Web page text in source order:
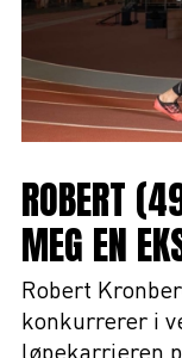
ROBERT
MEG EN
Robert
konkurrerer i
løpekarrieren